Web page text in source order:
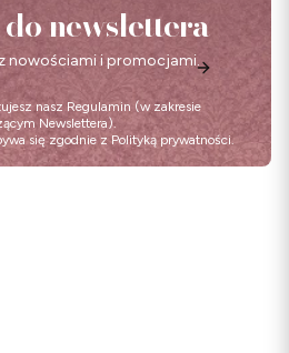
do newslettera
nowościami i promocjami.
nasz Regulamin (w zakresie
Newslettera).
się zgodnie z Polityką prywatności.